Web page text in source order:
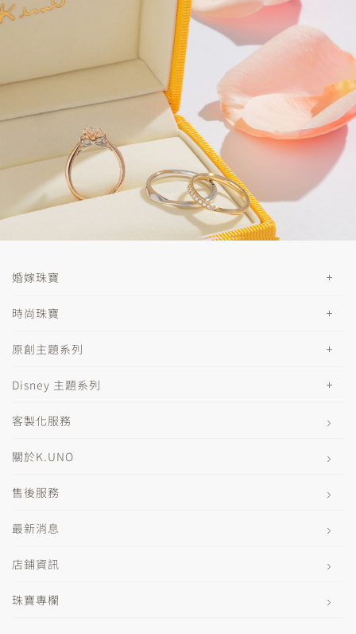
婚嫁珠寶
時尚珠寶
原創主題系列
Disney 主題系列
客製化服務
關於K.UNO
售後服務
最新消息
店鋪資訊
珠寶專欄